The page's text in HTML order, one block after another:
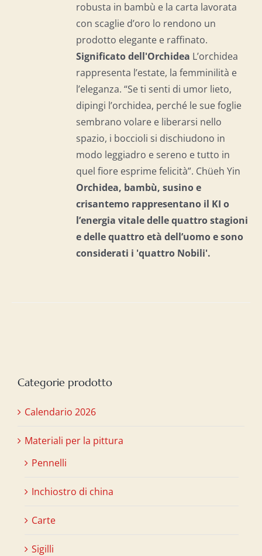
robusta in bambù e la carta lavorata
con scaglie d’oro lo rendono un
prodotto elegante e raffinato.
Significato dell'Orchidea L’orchidea
rappresenta l’estate, la femminilità e
l’eleganza. “Se ti senti di umor lieto,
dipingi l’orchidea, perché le sue foglie
sembrano volare e liberarsi nello
spazio, i boccioli si dischiudono in
modo leggiadro e sereno e tutto in
quel fiore esprime felicità”. Chüeh Yin
Orchidea, bambù, susino e
crisantemo rappresentano il KI o
l’energia vitale delle quattro stagioni
e delle quattro età dell’uomo esono
considerati i 'quattro Nobili'.
Categorie prodotto
Calendario 2026
Materiali per la pittura
Pennelli
Inchiostro di china
Carte
Sigilli